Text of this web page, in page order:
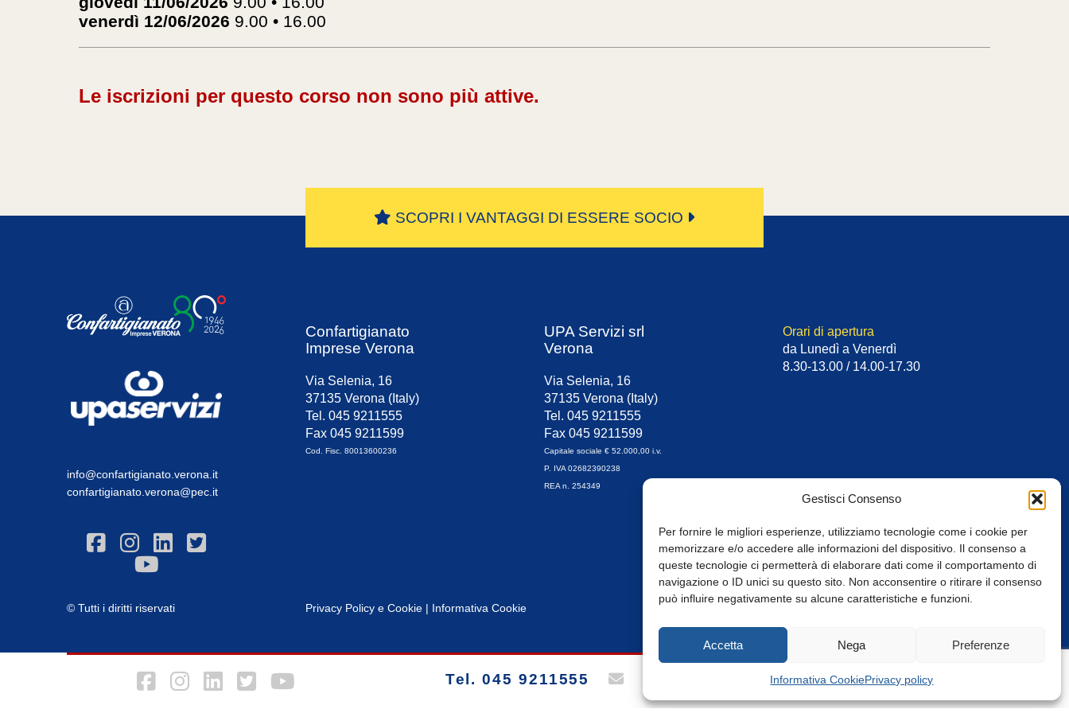
Gestisci Consenso
Per fornire le migliori esperienze, utilizziamo tecnologie come i cookie per
memorizzare e/o accedere alle informazioni del dispositivo. Il consenso a
queste tecnologie ci permetterà di elaborare dati come il comportamento di
navigazione o ID unici su questo sito. Non acconsentire o ritirare il consenso
può influire negativamente su alcune caratteristiche e funzioni.
Accetta Nega Preferenze
Informativa CookiePrivacy policy
venerdì 12/06/2026 9.00 • 16.00
Le iscrizioni per questo corso non sono più attive.
SCOPRI I VANTAGGI DI ESSERE SOCIO
info@confartigianato.verona.it
confartigianato.verona@pec.it
Confartigianato
Imprese Verona
Via Selenia, 16
37135 Verona (Italy)
Tel. 045 9211555
Fax 045 9211599
Cod. Fisc. 80013600236
UPA Servizi srl
Verona
Via Selenia, 16
37135 Verona (Italy)
Tel. 045 9211555
Fax 045 9211599
Capitale sociale € 52.000,00 i.v.
P. IVA 02682390238
REA n. 254349
Orari di apertura
da Lunedì a Venerdì
8.30-13.00 / 14.00-17.30
© Tutti i diritti riservati Privacy Policy e Cookie | Informativa Cookie
Tel. 045 9211555